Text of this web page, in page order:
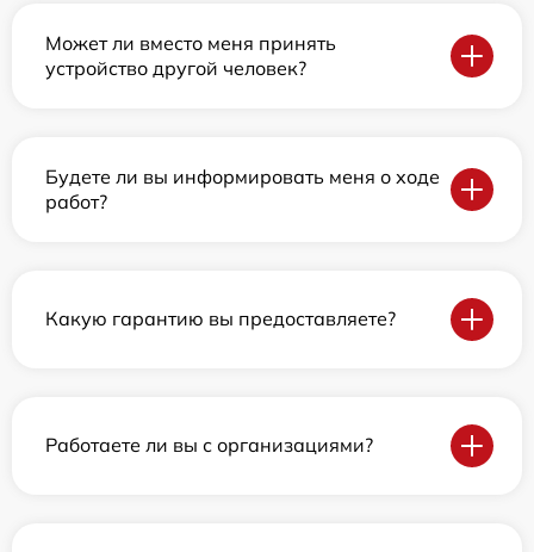
Может ли вместо меня принять
устройство другой человек?
Будете ли вы информировать меня о ходе
работ?
Какую гарантию вы предоставляете?
Работаете ли вы с организациями?